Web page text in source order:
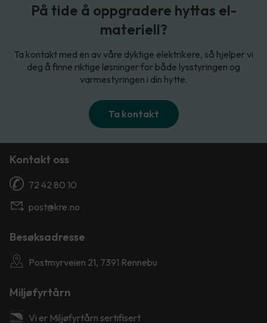
På tide å oppgradere hyttas el-
materiell?
Ta kontakt med en av våre dyktige elektrikere, så hjelper vi
deg å finne riktige løsninger for både lysstyringen og
varmestyringen i din hytte.
Ta kontakt
Kontakt oss
72 42 80 10
post@kre.no
Besøksadresse
Postmyrveien 21, 7391 Rennebu
Miljøfyrtårn
Vi er Miljøfyrtårn sertifisert